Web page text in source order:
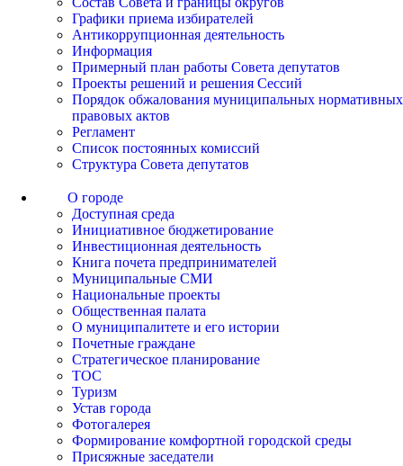
Графики приема избирателей
Антикоррупционная деятельность
Информация
Примерный план работы Совета депутатов
Проекты решений и решения Сессий
Порядок обжалования муниципальных нормативных
правовых актов
Регламент
Список постоянных комиссий
Структура Совета депутатов
О городе
Доступная среда
Инициативное бюджетирование
Инвестиционная деятельность
Книга почета предпринимателей
Муниципальные СМИ
Национальные проекты
Общественная палата
О муниципалитете и его истории
Почетные граждане
Стратегическое планирование
ТОС
Туризм
Устав города
Фотогалерея
Формирование комфортной городской среды
Присяжные заседатели